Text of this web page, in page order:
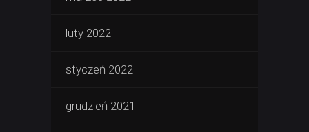
luty 2022
styczeń 2022
grudzień 2021